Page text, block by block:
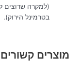
(למקרה שרוצים
בטרמינל הירוק).
מוצרים קשורים